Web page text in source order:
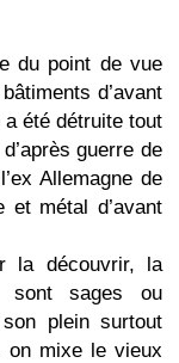
du point de vue
d’avant
été détruite tout
guerre de
Allemagne de
et métal d’avant
la découvrir, la
sont sages ou
plein surtout
on mixe le vieux